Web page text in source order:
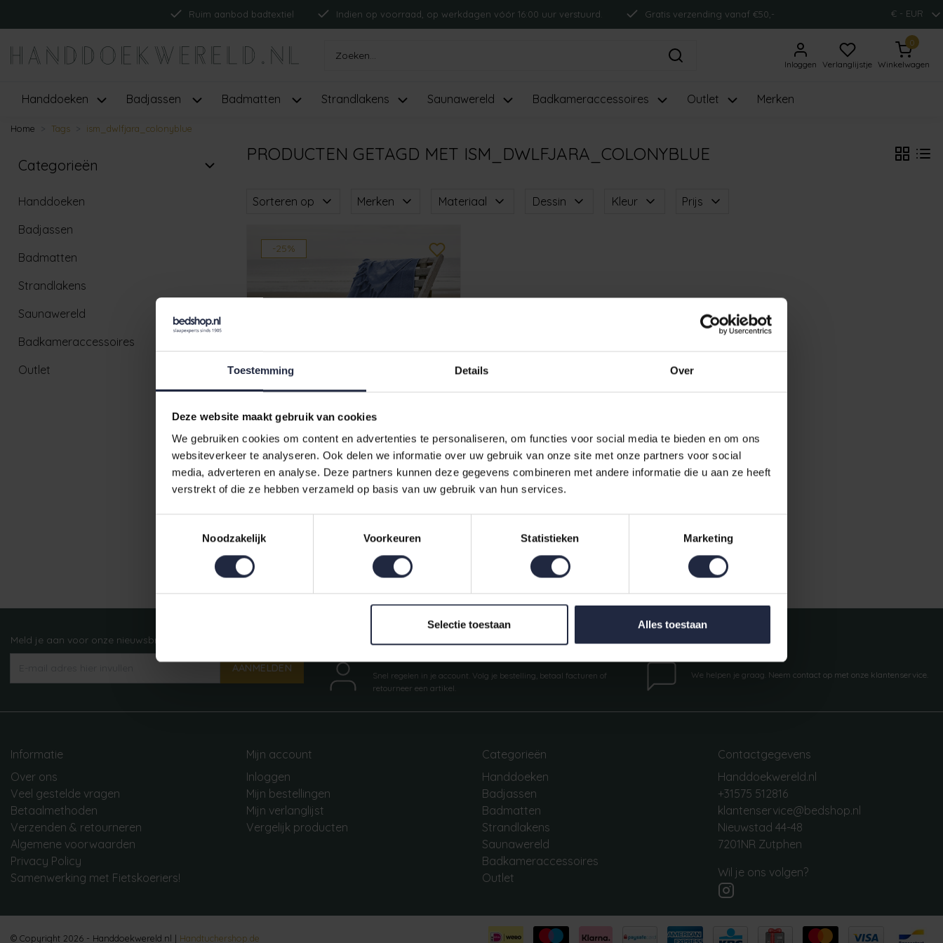
Toestemming Details Over
Deze website maakt gebruik van cookies
We gebruiken cookies om content en advertenties te personaliseren, om functies voor social media te bieden en om ons
websiteverkeer te analyseren. Ook delen we informatie over uw gebruik van onze site met onze partners voor social
media, adverteren en analyse. Deze partners kunnen deze gegevens combineren met andere informatie die u aan ze heeft
verstrekt of die ze hebben verzameld op basis van uw gebruik van hun services.
Noodzakelijk
Voorkeuren Statistieken Marketing
Selectie toestaan Alles toestaan
Ruim aanbod badtextiel Indien op voorraad, op werkdagen vóór 16:00 uur verstuurd. Gratis verzending vanaf €50,- € - EUR
Inloggen Verlanglijstje
0
Winkelwagen
Handdoeken Badjassen Badmatten Strandlakens Saunawereld Badkameraccessoires Outlet Merken
Home Tags ism_dwlfjara_colonyblue
Categorieën
Handdoeken
Badjassen
Badmatten
Strandlakens
Saunawereld
Badkameraccessoires
Outlet
PRODUCTEN GETAGD MET ISM_DWLFJARA_COLONYBLUE
Sorteren op Merken Materiaal Dessin Kleur Prijs
-25%
De Witte Lietaer strandlaken Fjara
colony blue
Ruim aanbod badtextiel Indien op voorraad, op werkdagen vóór 16:00 uur verstuurd. Gratis verzending vanaf €50,-
Meld je aan voor onze nieuwsbrief!
AANMELDEN
Mijn account
Snel regelen in je account. Volg je bestelling, betaal facturen of
retourneer een artikel.
Vragen?
We helpen je graag. Neem contact op met onze klantenservice.
Informatie
Over ons
Veel gestelde vragen
Betaalmethoden
Verzenden & retourneren
Algemene voorwaarden
Privacy Policy
Samenwerking met Fietskoeriers!
Mijn account
Inloggen
Mijn bestellingen
Mijn verlanglijst
Vergelijk producten
Categorieën
Handdoeken
Badjassen
Badmatten
Strandlakens
Saunawereld
Badkameraccessoires
Outlet
Contactgegevens
Handdoekwereld.nl
+31575 512816
klantenservice@bedshop.nl
Nieuwstad 44-48
7201NR Zutphen
Wil je ons volgen?
© Copyright 2026 - Handdoekwereld.nl | Handtuchershop.de